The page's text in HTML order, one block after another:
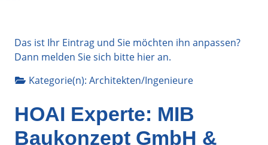
Das ist Ihr Eintrag und Sie möchten ihn anpassen?
Dann melden Sie sich bitte hieran.
Kategorie(n): Architekten/Ingenieure
HOAI Experte: MIB
Baukonzept GmbH &